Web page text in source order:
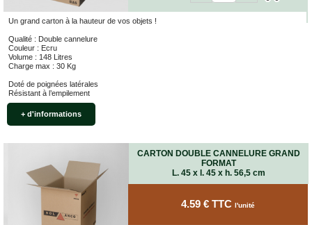
Un grand carton à la hauteur de vos objets !
Qualité : Double cannelure
Couleur : Ecru
Volume : 148 Litres
Charge max : 30 Kg
Doté de poignées latérales
Résistant à l’empilement
+ d'informations
CARTON DOUBLE CANNELURE GRAND
FORMAT
L. 45 x l. 45 x h. 56,5 cm
4.59 € TTC l'unité